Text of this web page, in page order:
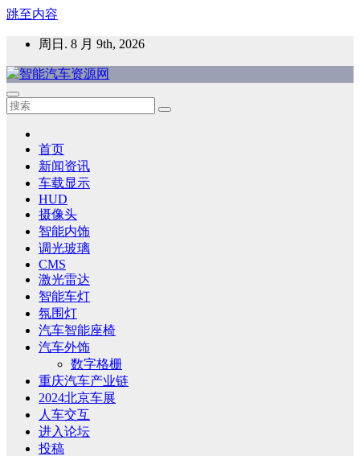
跳至内容
周日. 8 月 9th, 2026
智能汽车资源网
智能表面，智能内饰，新能源汽车，HMI，人车交互，智能车
首页
新闻资讯
车载显示
HUD
摄像头
智能内饰
调光玻璃
CMS
激光雷达
智能车灯
氛围灯
汽车智能座椅
汽车外饰
数字格栅
重庆汽车产业链
2024北京车展
人车交互
进入论坛
投稿